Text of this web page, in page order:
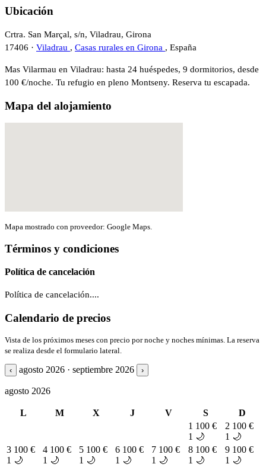
Ubicación
Crtra. San Marçal, s/n, Viladrau, Girona
17406 · Viladrau , Casas rurales en Girona , España
Mas Vilarmau en Viladrau: hasta 24 huéspedes, 9 dormitorios, desde
100 €/noche. Tu refugio en pleno Montseny. Reserva tu escapada.
Mapa del alojamiento
Mapa mostrado con proveedor: Google Maps.
Términos y condiciones
Política de cancelación
Política de cancelación....
Calendario de precios
Vista de los próximos meses con precio por noche y noches mínimas. La reserva
se realiza desde el formulario lateral.
‹ agosto 2026 · septiembre 2026 ›
agosto 2026
L M X J V S
D
1 100 €
1 🌙
2 100 €
1 🌙
3 100 €
1 🌙
4 100 €
1 🌙
5 100 €
1 🌙
6 100 €
1 🌙
7 100 €
1 🌙
8 100 €
1 🌙
9 100 €
1 🌙